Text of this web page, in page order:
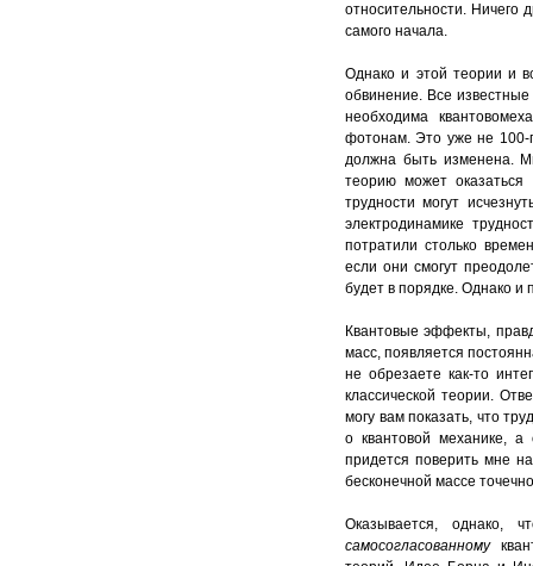
относительности. Ничего
самого начала.
Однако и этой теории и
обвинение. Все
необходима
фотонам. Это уже не 100-
должна быть изменена.
теорию может оказаться
трудности могут
электродинамике
потратили столько
если они смогут
будет в порядке. Однако и
Квантовые эффекты,
масс, появляется
не обрезаете как-то
классической теории.
могу вам показать, что
о квантовой механике,
придется поверить мне
бесконечной массе
Оказывается, однако,
самосогласованному